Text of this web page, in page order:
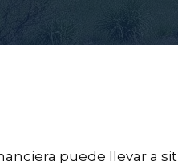
puede llevar a